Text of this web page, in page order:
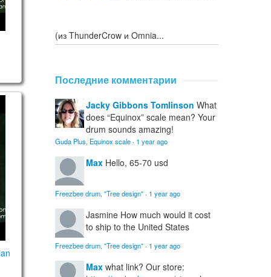
"Ukrainian custom" scale
(из ThunderCrow и Omnia...
Последние комментарии
Jacky Gibbons Tomlinson What
does “Equinox” scale mean? Your
drum sounds amazing!
Guda Plus, Equinox scale · 1 year ago
Max Hello, 65-70 usd
Freezbee drum, "Tree design" · 1 year ago
Jasmine How much would it cost
to ship to the United States
Freezbee drum, "Tree design" · 1 year ago
Max what link? Our store: